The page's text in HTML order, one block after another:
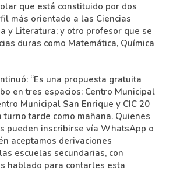
que está constituido por dos
más orientado a las Ciencias
y Literatura; y otro profesor que se
duras como Matemática, Química
“Es una propuesta gratuita
en tres espacios: Centro Municipal
Municipal San Enrique y CIC 20
turno tarde como mañana. Quienes
pueden inscribirse vía WhatsApp o
aceptamos derivaciones
escuelas secundarias, con
hablado para contarles esta